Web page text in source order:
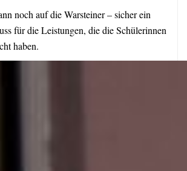
noch auf die Warsteiner – sicher ein
für die Leistungen, die die Schülerinnen
haben.